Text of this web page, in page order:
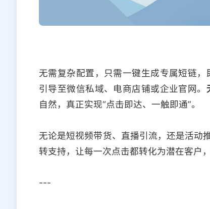
无需复杂配置，只需一键生成专属短链
引导至微信私域、电商店铺或企业官网。
自然，真正实现“点击即达、一触即通”。
无论是短视频带货、直播引流，还是活动
转支持，让每一次点击都转化为潜在客户
---